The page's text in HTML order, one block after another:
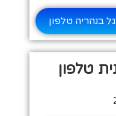
בנהריה טלפון
טלפון